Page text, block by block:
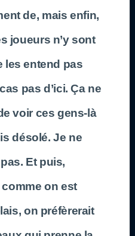
de, mais enfin,
joueurs n’y sont
les entend pas
pas d’ici. Ça ne
voir ces gens-là
désolé. Je ne
Et puis,
on est
on préfèrerait